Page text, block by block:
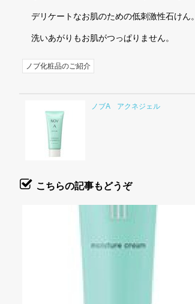
デリケートなお肌のための低刺激性石けん。
洗いあがりもお肌がつっぱりません。
ノブ化粧品のご紹介
ノブA アクネジェル
こちらの記事もどうぞ